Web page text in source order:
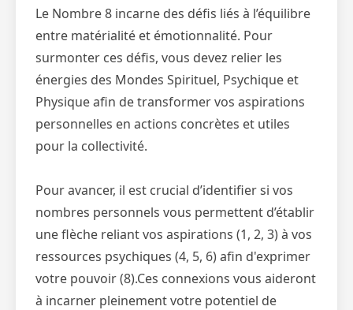
Le Nombre 8 incarne des défis liés à l’équilibre
entre matérialité et émotionnalité. Pour
surmonter ces défis, vous devez relier les
énergies des Mondes Spirituel, Psychique et
Physique afin de transformer vos aspirations
personnelles en actions concrètes et utiles
pour la collectivité.
Pour avancer, il est crucial d’identifier si vos
nombres personnels vous permettent d’établir
une flèche reliant vos aspirations (1, 2, 3) à vos
ressources psychiques (4, 5, 6) afin d'exprimer
votre pouvoir (8).Ces connexions vous aideront
à incarner pleinement votre potentiel de